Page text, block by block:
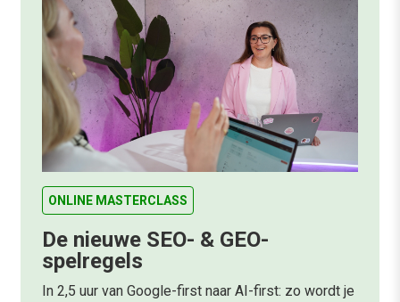
ONLINE MASTERCLASS
De nieuwe SEO- & GEO-
spelregels
In 2,5 uur van Google-first naar AI-first: zo wordt je